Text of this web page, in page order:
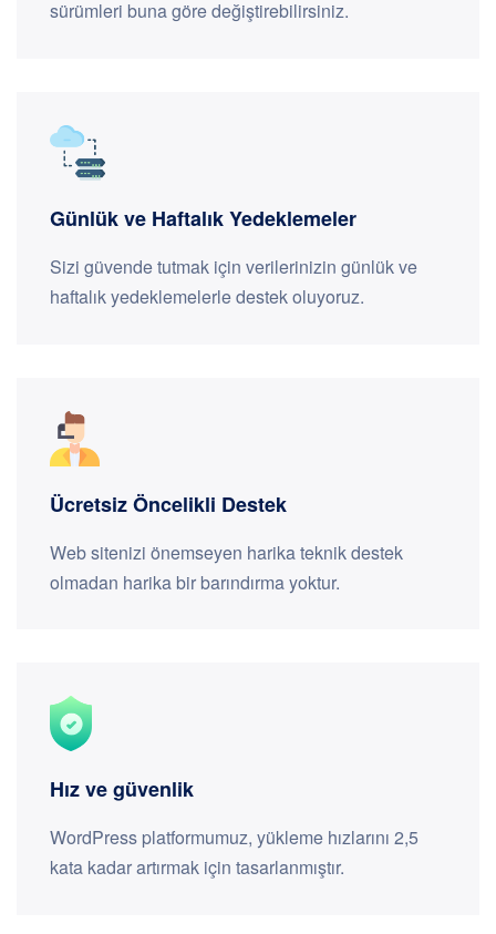
sürümleri buna göre değiştirebilirsiniz.
Günlük ve Haftalık Yedeklemeler
Sizi güvende tutmak için verilerinizin günlük ve
haftalık yedeklemelerle destek oluyoruz.
Ücretsiz Öncelikli Destek
Web sitenizi önemseyen harika teknik destek
olmadan harika bir barındırma yoktur.
Hız ve güvenlik
WordPress platformumuz, yükleme hızlarını 2,5
kata kadar artırmak için tasarlanmıştır.